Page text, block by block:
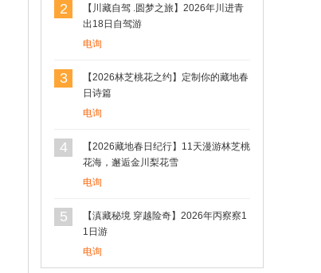
2
【川藏自驾 .圆梦之旅】2026年川进青
出18日自驾游
电询
3
【2026林芝桃花之约】定制你的藏地春
日诗篇
电询
4
【2026藏地春日纪行】11天漫游林芝桃
花海，邂逅金川梨花雪
电询
5
【滇藏秘境 穿越险奇】2026年丙察察1
1日游
电询